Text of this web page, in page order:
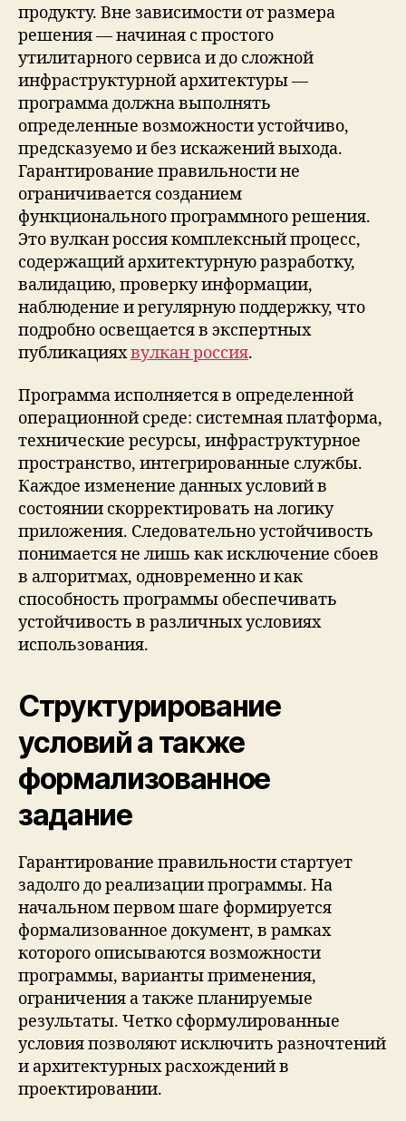
продукту. Вне зависимости от размера
решения — начиная с простого
утилитарного сервиса и до сложной
инфраструктурной архитектуры —
программа должна выполнять
определенные возможности устойчиво,
предсказуемо и без искажений выхода.
Гарантирование правильности не
ограничивается созданием
функционального программного решения.
Это вулкан россия комплексный процесс,
содержащий архитектурную разработку,
валидацию, проверку информации,
наблюдение и регулярную поддержку, что
подробно освещается в экспертных
публикацияхвулкан россия.
Программа исполняется в определенной
операционной среде: системная платформа,
технические ресурсы, инфраструктурное
пространство, интегрированные службы.
Каждое изменение данных условий в
состоянии скорректировать на логику
приложения. Следовательно устойчивость
понимается не лишь как исключение сбоев
в алгоритмах, одновременно и как
способность программы обеспечивать
устойчивость в различных условиях
использования.
Структурирование
условий а также
формализованное
задание
Гарантирование правильности стартует
задолго до реализации программы. На
начальном первом шаге формируется
формализованное документ, в рамках
которого описываются возможности
программы, варианты применения,
ограничения а также планируемые
результаты. Четко сформулированные
условия позволяют исключить разночтений
и архитектурных расхождений в
проектировании.